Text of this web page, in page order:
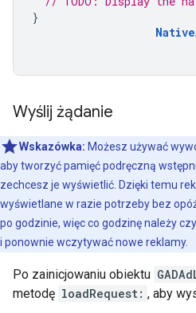
}
Wyślij żądanie
Wskazówka: Możesz używać
aby tworzyć pamięć podręczną
zechcesz je wyświetlić. Dzięki temu
wyświetlane w razie potrzeby bez
po godzinie, więc co godzinę należy
i ponownie wczytywać nowe reklamy.
Po zainicjowaniu obiektu
metodę loadRequest: , aby